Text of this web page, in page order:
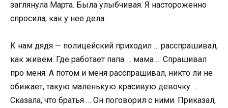
заглянула Марта. Была улыбчивая. Я настороженно
спросила, как у нее дела.
К нам дядя — полицейский приходил … расспрашивал,
как живем. Где работает папа … мама … Спрашивал
про меня. А потом и меня расспрашивал, никто ли не
обижает, такую ​​маленькую красивую девочку …
Сказала, что братья … Он поговорил с ними. Приказал,